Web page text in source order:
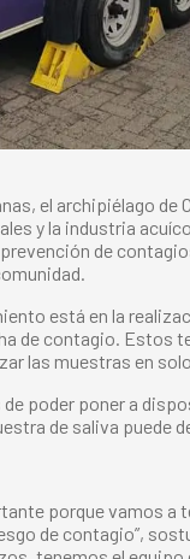
el archipiélago
y la industria
de
está en la
de contagio. Estos
las muestras en
poder poner a
de saliva puede
porque vamos a
de contagio”,